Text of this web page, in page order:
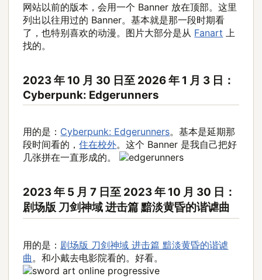
网站以前的版本，会用一个 Banner 放在顶部。这里
列出以往用过的 Banner。基本就是那一段时期看
了，也特别喜欢的动漫。图片大部分是从 Fanart 上
找的。
2023 年 10 月 30 日至 2026 年 1 月 3 日：
Cyberpunk: Edgerunners
用的是： Cyberpunk: Edgerunners。基本是延期那
段时间看的，住在校外。这个 Banner 是我自己把好
几张拼在一直形成的。
2023 年 5 月 7 日至 2023 年 10 月 30 日：
剧场版 刀剑神域 进击篇 黯淡黄昏的谐谑曲
用的是： 剧场版 刀剑神域 进击篇 黯淡黄昏的谐谑
曲 。和小戴去电影院看的。好看。